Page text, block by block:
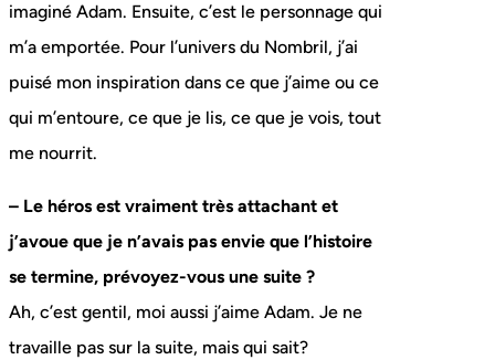
imaginé Adam. Ensuite, c’est le personnage qui
m’a emportée. Pour l’univers du Nombril, j’ai
puisé mon inspiration dans ce que j’aime ou ce
qui m’entoure, ce que je lis, ce que je vois, tout
me nourrit.
– Le héros est vraiment très attachant et
j’avoue que je n’avais pas envie que l’histoire
se termine, prévoyez-vous une suite ?
Ah, c’est gentil, moi aussi j’aime Adam. Je ne
travaille pas sur la suite, mais qui sait?